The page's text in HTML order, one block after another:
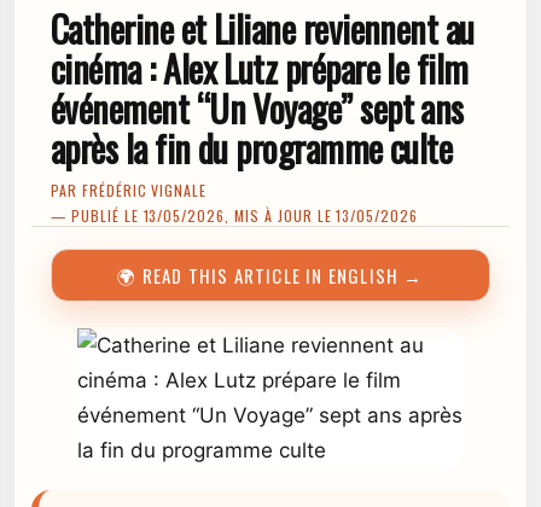
Catherine et Liliane reviennent au
cinéma : Alex Lutz prépare le film
événement “Un Voyage” sept ans
après la fin du programme culte
PAR FRÉDÉRIC VIGNALE
— PUBLIÉ LE 13/05/2026, MIS À JOUR LE 13/05/2026
🌍 READ THIS ARTICLE IN ENGLISH →